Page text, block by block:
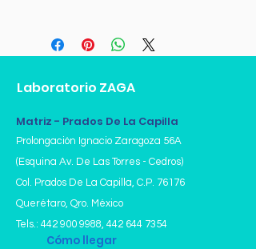
Laboratorio ZAGA
Matriz - Prados De La Capilla
Prolongación Ignacio Zaragoza 56A
(Esquina Av. De Las Torres - Cedros)
Col. Prados De La Capilla, C.P. 76176
Querétaro, Qro. México
Tels.: 442 900 9988, 442 644 7354
Cómo llegar